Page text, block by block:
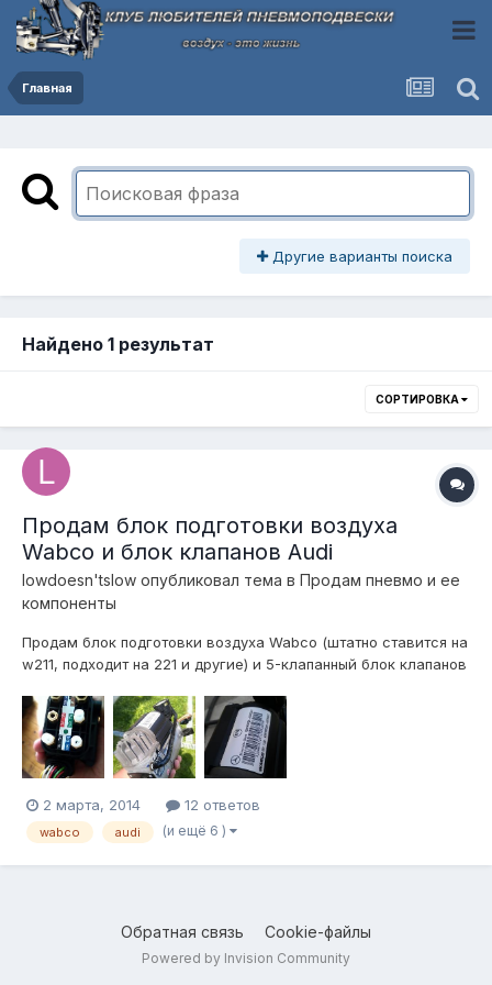
Главная
Другие варианты поиска
Найдено 1 результат
СОРТИРОВКА
Продам блок подготовки воздуха
Wabco и блок клапанов Audi
lowdoesn'tslow опубликовал тема в Продам пневмо и ее
компоненты
Продам блок подготовки воздуха Wabco (штатно ставится на
w211, подходит на 221 и другие) и 5-клапанный блок клапанов
вместе с разъемом.
2 марта, 2014 12 ответов
wabco audi (и ещё 6 )
Обратная связь Cookie-файлы
Powered by Invision Community